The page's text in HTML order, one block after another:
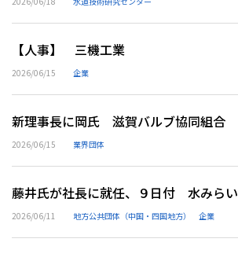
【人事】 三機工業
2026/06/15 企業
新理事長に岡氏 滋賀バルブ協同組合
2026/06/15 業界団体
藤井氏が社長に就任、９日付 水みら
2026/06/11 地方公共団体（中国・四国地方） 企業